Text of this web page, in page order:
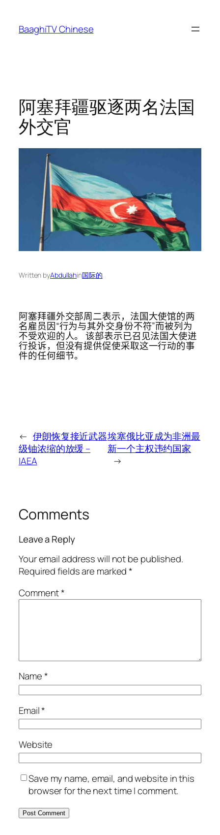
content
BaaghiTV Chinese
阿塞拜疆驱逐两名法国
外交官
Written byAbdullahin国际的
阿塞拜疆外交部周二表示，法国大使馆的两
名雇员因“行为与其外交身份不符”而被列为
不受欢迎的人。 该部表示已召见法国大使进
行投诉，但没有提供促使采取这一行动的事
件的任何细节。
← 伊朗恢复接近武器
级铀浓缩的放缓 –
IAEA
埃塞俄比亚成为非洲最
新一个主权违约国家
→
Comments
Leave a Reply
Your email address will not be published.
Required fields are marked*
Comment*
Name*
Email*
Website
Save my name, email, and website in this
browser for the next time I comment.